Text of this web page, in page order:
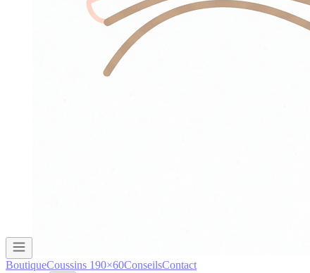
BoutiqueCoussins 190×60ConseilsContact